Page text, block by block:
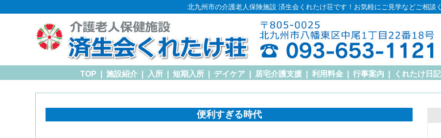
北九州市の介護老人保険施設 済生会くれたけ荘です！お気軽にご見学などご相談
TOP 施設紹介 入所 短期入所 デイケア 居宅介護支援 利用料金 行事案内 くれたけ日記
便利すぎる時代